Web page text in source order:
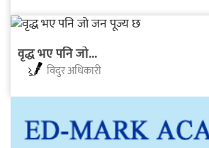
वृद्ध भए पनि जो...
विदुर अधिकारी